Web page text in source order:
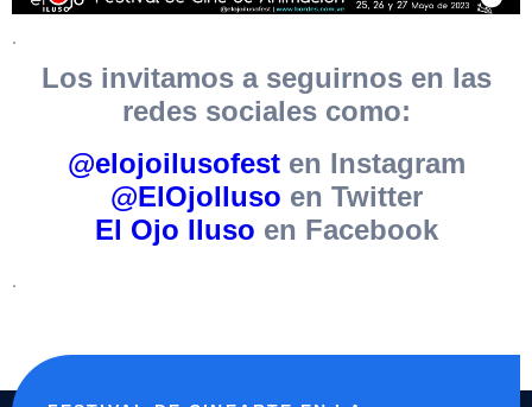
.
Los invitamos a seguirnos en las
redes sociales como:
@elojoilusofesten Instagram
@ElOjoIluso en Twitter
El Ojo Iluso en Facebook
.